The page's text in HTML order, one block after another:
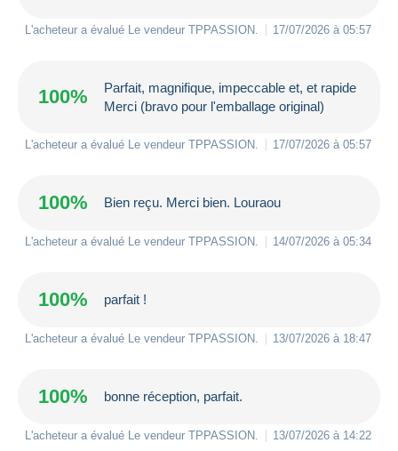
L'acheteur a évalué Le vendeur TPPASSION 17/07/2026 à 05:57
100%
Parfait, magnifique, impeccable et, et rapide
Merci (bravo pour l'emballage original)
L'acheteur a évalué Le vendeur TPPASSION 17/07/2026 à 05:57
100% Bien reçu. Merci bien. Louraou
L'acheteur a évalué Le vendeur TPPASSION 14/07/2026 à 05:34
100% parfait !
L'acheteur a évalué Le vendeur TPPASSION 13/07/2026 à 18:47
100% bonne réception, parfait.
L'acheteur a évalué Le vendeur TPPASSION 13/07/2026 à 14:22